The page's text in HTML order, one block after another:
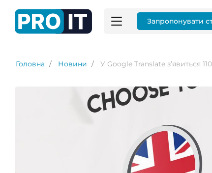
Запропонувати
Головна Новини